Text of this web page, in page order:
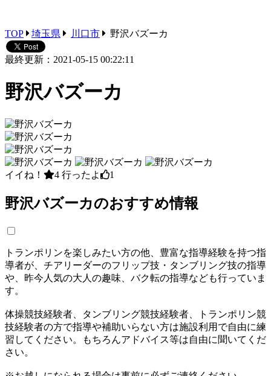
TOP 埼玉県 川口市 野沢バズーカ
最終更新：2021-05-15 00:22:11
野沢バズーカ
イイね！ 4 行ったよ 1
野沢バズーカのおすすめ情報
トランポリンを楽しみたい方の他、豊富な指導経験を持つ指
導者が、チアリーダーのフリップ技・タンブリング技の指導
や、昨今人気の大人の趣味、バク転の指導なども行っていま
す。
体操競技経験者、タンブリング競技経験者、トランポリン競
技経験者の方で指導や補助いらない方は施設利用で自由に練
習してください。もちろんアドバイス等は自由に聞いてくだ
さい。